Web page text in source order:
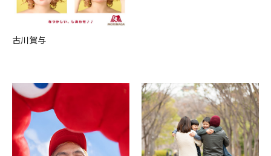
古川賀与